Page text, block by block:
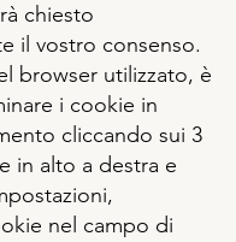
chiesto
il vostro consenso.
browser utilizzato, è
i cookie in
cliccando sui 3
in alto a destra e
nel campo di